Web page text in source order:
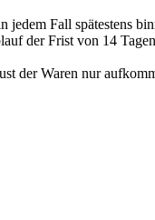
jedem Fall spätestens
der Frist von 14
der Waren nur